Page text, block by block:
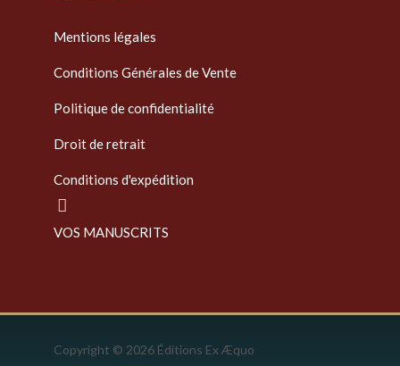
Mentions légales
Conditions Générales de Vente
Politique de confidentialité
Droit de retrait
Conditions d'expédition
VOS MANUSCRITS
Copyright © 2026 Éditions Ex Æquo